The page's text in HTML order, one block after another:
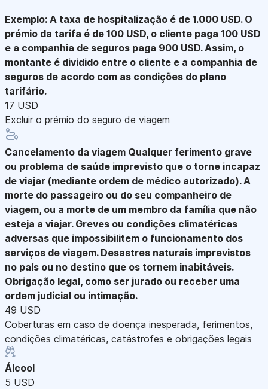
Exemplo: A taxa de hospitalização é de 1.000 USD. O
prémio da tarifa é de 100 USD, o cliente paga 100 USD
e a companhia de seguros paga 900 USD. Assim, o
montante é dividido entre o cliente e a companhia de
seguros de acordo com as condições do plano
tarifário.
17 USD
Excluir o prémio do seguro de viagem
Cancelamento da viagem Qualquer ferimento grave
ou problema de saúde imprevisto que o torne incapaz
de viajar (mediante ordem de médico autorizado). A
morte do passageiro ou do seu companheiro de
viagem, ou a morte de um membro da família que não
esteja a viajar. Greves ou condições climatéricas
adversas que impossibilitem o funcionamento dos
serviços de viagem. Desastres naturais imprevistos
no país ou no destino que os tornem inabitáveis.
Obrigação legal, como ser jurado ou receber uma
ordem judicial ou intimação.
49 USD
Coberturas em caso de doença inesperada, ferimentos,
condições climatéricas, catástrofes e obrigações legais
Álcool
5 USD